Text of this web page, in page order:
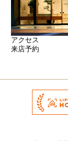
アクセス
来店予約